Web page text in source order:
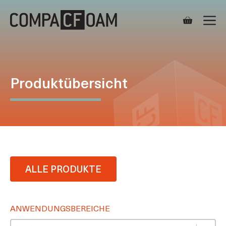
Inhalt
springen
Produktübersicht
ALLE PRODUKTE
ANWENDUNGSBEREICHE